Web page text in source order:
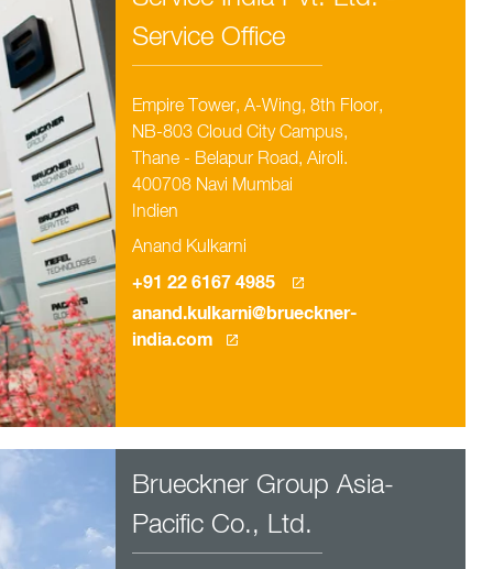
Service Office
Empire Tower, A-Wing, 8th Floor,
NB-803 Cloud City Campus,
Thane - Belapur Road, Airoli.
400708 Navi Mumbai
Indien
Anand Kulkarni
+91 22 6167 4985
anand.kulkarni@brueckner-
india.com
Brueckner Group Asia-
Pacific Co., Ltd.